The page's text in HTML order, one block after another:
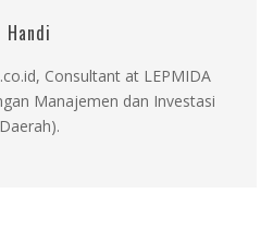
Handi
Consultant at LEPMIDA
Manajemen dan Investasi
Daerah).